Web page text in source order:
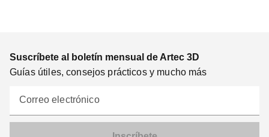
Suscríbete al boletín mensual de Artec 3D
Guías útiles, consejos prácticos y mucho más
Correo electrónico